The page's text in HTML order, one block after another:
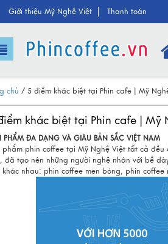
Giới thiệu Mỹ Nghệ Việt Thanh toán
chủ / 5 điểm khác biệt tại Phin cafe | Mỹ
khác biệt tại Phin cafe | Mỹ
PHẨM ĐA DẠNG VÀ GIÀU BẢN SẮC VIỆT NAM
phẩm phin coffee tại Mỹ Nghệ Việt tất cả
đã tạo nên những người nghệ nhân với bề
khác nhau: phin coffee men bóng, phin